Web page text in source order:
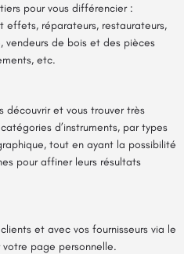
pour vous différencier :
effets, réparateurs, restaurateurs,
vendeurs de bois et des pièces
etc.
découvrir et vous trouver très
d’instruments, par types
tout en ayant la possibilité
pour affiner leurs résultats
et avec vos fournisseurs via le
page personnelle.